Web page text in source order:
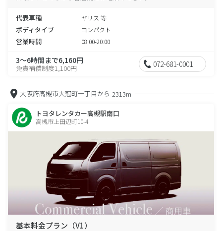
代表車種 ヤリス 等
ボディタイプ コンパクト
営業時間 08:00-20:00
3～6時間まで6,160円
免責補償制度1,100円 072-681-0001
大阪府高槻市大冠町一丁目から 2313m
トヨタレンタカー高槻駅南口
高槻市上田辺町10-4
基本料金プラン（V1）